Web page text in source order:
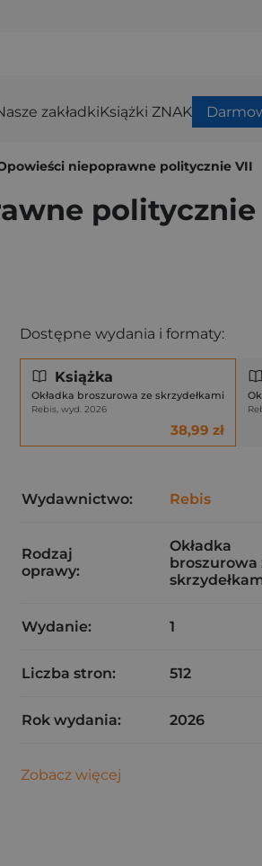
zakładkiKsiążki ZNAK
niepoprawne politycznie VII
politycznie
Dostępne wydania i formaty:
Książka
Okładka broszurowa ze skrzydełkami
Rebis, wyd. 2026
38,99 zł
Wydawnictwo: Rebis
Rodzaj
oprawy:
Okładka
broszurowa
Wydanie: 1
Liczba stron: 512
Rok wydania: 2026
Zobacz więcej